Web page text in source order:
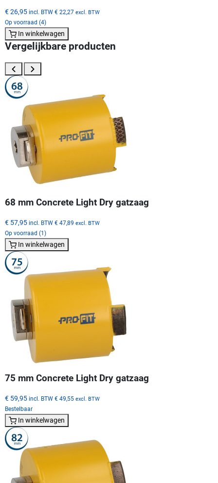
€ 26,95 incl. BTW € 22,27 excl. BTW
Op voorraad (4)
In winkelwagen
Vergelijkbare producten
68 mm Concrete Light Dry gatzaag
€ 57,95 incl. BTW € 47,89 excl. BTW
Op voorraad (1)
In winkelwagen
75 mm Concrete Light Dry gatzaag
€ 59,95 incl. BTW € 49,55 excl. BTW
Bestelbaar
In winkelwagen